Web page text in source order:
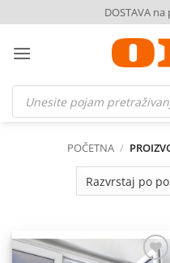
to
content
DOSTAVA
Products
search
POČETNA /